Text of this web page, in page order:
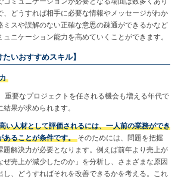
、どうすれば相手に必要な情報やメッセージがわか
ミスや誤解のない正確な意思の疎通ができるかなど
ニケーション能力を高めていくことができます。
たいおすすめスキル】
重要なプロジェクトを任される機会も増える年代で
果が求められます。
い人材として評価されるには、一人前の業務ができ
あることが条件です。 そのためには、問題を把握
題解決力が必要となります。例えば前年より売上が
ぜ売上が減少したのか」を分析し、さまざまな原因
し、どうすればそれを改善できるかを考える。これ